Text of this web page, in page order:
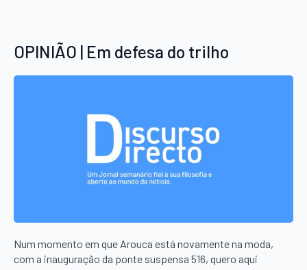
OPINIÃO | Em defesa do trilho
Num momento em que Arouca está novamente na moda,
com a inauguração da ponte suspensa 516, quero aqui